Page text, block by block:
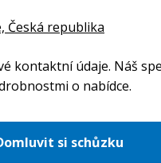
Česká republika
kontaktní údaje. Náš
o nabídce.
si schůzku